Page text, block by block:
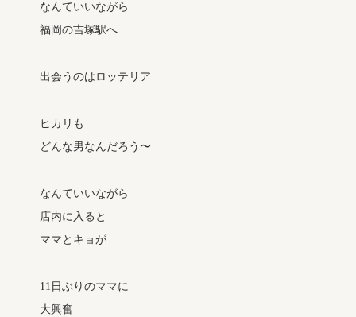
なんていいながら
福岡の吉塚駅へ
出会うのはロッテリア
ヒカリも
どんな男なんだろう〜
なんていいながら
店内に入ると
ママとキョが
11日ぶりのママに
大興奮